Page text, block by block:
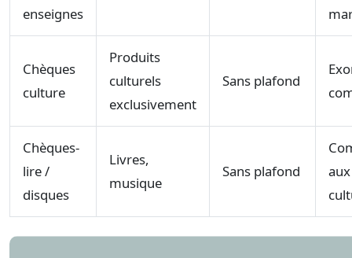
enseignes
Chèques
culture
Produits
culturels
exclusivement
Sans plafond
Chèques-
lire /
disques
Livres,
musique
Sans plafond